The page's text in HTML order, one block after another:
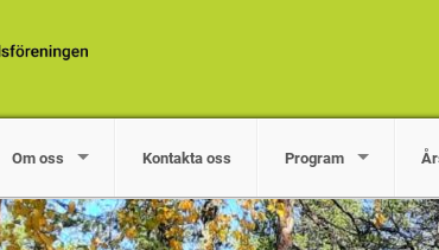
Om oss Kontakta oss Program